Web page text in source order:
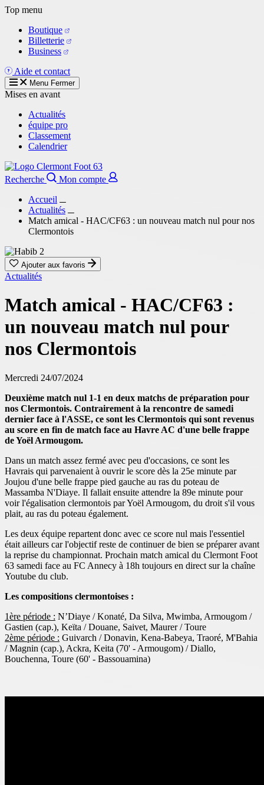
Aller
contenu
principal
Top menu
Boutique
Billetterie
Business
Aide et contact
Menu Fermer
Mises en avant
Actualités
équipe pro
Classement
Calendrier
Recherche
Mon compte
Accueil
Actualités
Match amical - HAC/CF63 : un nouveau match nul pour nos
Clermontois
Ajouter aux favoris
Actualités
Match amical - HAC/CF63 :
un nouveau match nul pour
nos Clermontois
Mercredi 24/07/2024
Deuxième match nul 1-1 en deux matchs de préparation pour
nos Clermontois. Contrairement à la rencontre de samedi
dernier face à l'ASSE, ce sont les Clermontois qui sont revenus
au score en fin de match face au Havre AC d'une belle frappe
de Yoël Armougom.
Dans un match assez fermé avec peu d'occasions, ce sont les
Havrais qui parvenaient à ouvrir le score dès la 25e minute par
Joujou d'une belle frappe pied gauche au ras du poteau de
Massamba N'Diaye. Il fallait ensuite attendre la 89e minute pour
voir l'égalisation clermontois par Yoël Armougom, du droit s'il vous
plait, au ras du poteau également.
Les deux équipe repartent donc avec ce score nul mais l'essentiel
était ailleurs car l'objectif reste de continuer de bien se préparer avant
la reprise du championnat. Prochain match amical du Clermont Foot
63 samedi face au FC Annecy à 18h toujours en direct sur la chaîne
Youtube du club.
Les compositions clermontoises :
1ère période : N’Diaye / Konaté, Da Silva, Mwimba, Armougom /
Gastien (cap.), Keïta / Douane, Saivet, Maurer / Toure
2ème période : Guivarch / Donavin, Kena-Babeya, Traoré, M'Bahia
/ Magnin (cap.), Ackra, Keita (70' - Armougom) / Diallo,
Bouchenna, Toure (60' - Bassouamina)